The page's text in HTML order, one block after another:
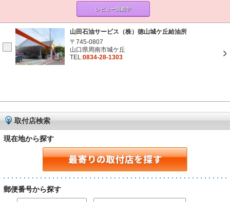
レビュー掲載中
山田石油サービス（株）徳山城ケ丘給油所
〒745-0807
山口県周南市城ケ丘
TEL:0834-28-1303
取付店検索
現在地から探す
郵便番号から探す